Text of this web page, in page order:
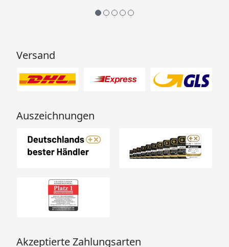
Versand
Auszeichnungen
Akzeptierte Zahlungsarten